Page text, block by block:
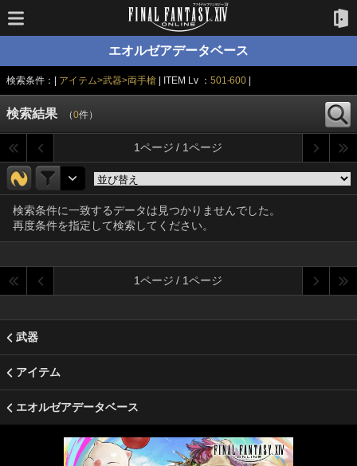
エオルゼアデータベース
検索条件：| アイテム>武器>両手槍 | ITEM Lv ： 501-600
検索結果 （0件）
1ページ / 1ページ
検索条件に一致するデータは見つかりませんでした。
再度条件を指定して検索してください。
1ページ / 1ページ
武器
アイテム
エオルゼアデータベース